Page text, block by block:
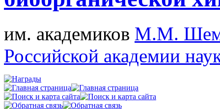
им. академиков М.М.
Российской академии